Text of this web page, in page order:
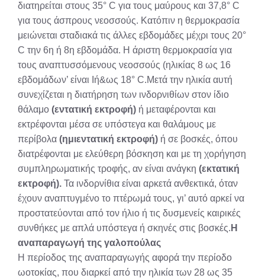
διατηρείται στους 35° C για τους μαύρους και 37,8° C
για τους άσπρους νεοσσούς. Κατόπιν η θερμοκρασία
μειώνεται σταδιακά τις άλλες εβδομάδες μέχρι τους 20°
C την 6η ή 8η εβδομάδα. Η άριστη θερμοκρασία για
τους αναπτυσσόμενους νεοσσούς (ηλικίας 8 ως 16
εβδομάδων’ είναι Ιή&ως 18° C.Μετά την ηλικία αυτή
συνεχίζεται η διατήρηση των ινδορνιθίων στον ίδιο
θάλαμο (εντατική εκτροφή) ή μεταφέρονται και
εκτρέφονται μέσα σε υπόστεγα και θαλάμους με
περίβολα (ημιεντατική εκτροφή) ή σε βοσκές, όπου
διατρέφονται με ελεύθερη βόσκηση και με τη χορήγηση
συμπληρωματικής τροφής, αν είναι ανάγκη (εκτατική
εκτροφή). Τα ινδορνίθια είναι αρκετά ανθεκτικά, όταν
έχουν αναπτυγμένο το πτέρωμά τους, γι’ αυτό αρκεί να
προστατεύονται από τον ήλιο ή τις δυσμενείς καιρικές
συνθήκες με απλά υπόστεγα ή σκηνές στις βοσκές. Η
αναπαραγωγή της γαλοπούλας
Η περίοδος της αναπαραγωγής αφορά την περίοδο
ωοτοκίας, που διαρκεί από την ηλικία των 28 ως 35